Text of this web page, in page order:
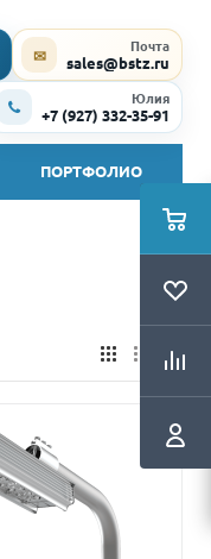
✉ Почта
sales@bstz.ru
Юлия
+7 (927) 332-35-91
ПОРТФОЛИО